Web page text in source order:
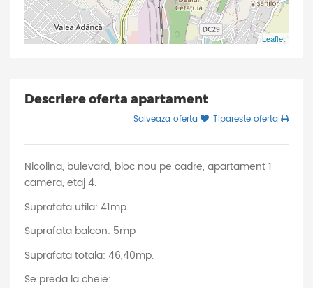
Leaflet
Descriere oferta apartament
Salveaza oferta Tipareste oferta
Nicolina, bulevard, bloc nou pe cadre, apartament 1
camera, etaj 4.
Suprafata utila: 41mp
Suprafata balcon: 5mp
Suprafata totala: 46,40mp.
Se preda la cheie: